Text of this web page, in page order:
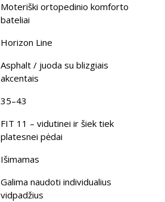
Moteriški ortopedinio komforto
bateliai
Horizon Line
Asphalt / juoda su blizgiais
akcentais
35–43
FIT 11 – vidutinei ir šiek tiek
platesnei pėdai
Išimamas
Galima naudoti individualius
vidpadžius